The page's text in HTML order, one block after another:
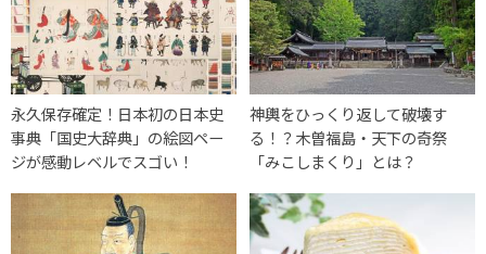
永久保存確定！日本初の日本史
事典「国史大辞典」の絵図ペー
ジが感動レベルでスゴい！
神輿をひっくり返して破壊す
る！？木曽福島・天下の奇祭
「みこしまくり」とは？